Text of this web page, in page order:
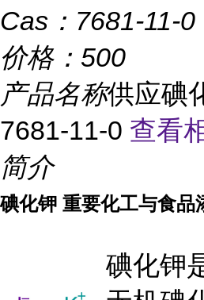
Cas： 7681-11-0
价格： 500
产品名称供应碘
7681-11-0 查看
简介
碘化钾 重要化工与食品
碘化钾